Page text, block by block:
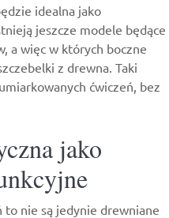
idealna jako
jeszcze modele będące
a więc w których boczne
z drewna. Taki
ćwiczeń, bez
jako
to nie są jedynie drewniane